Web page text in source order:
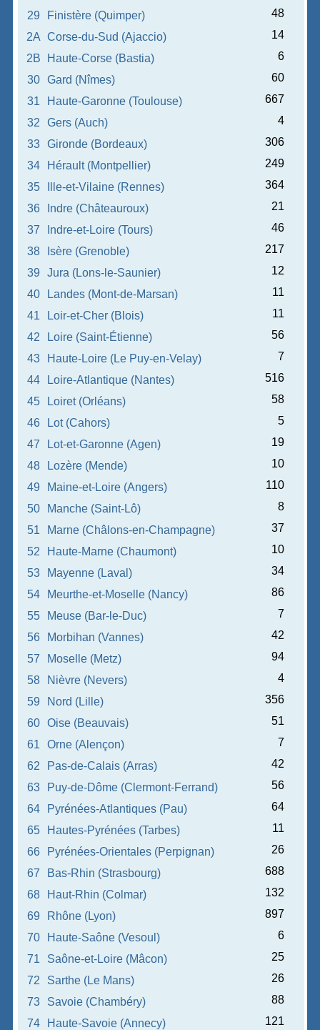
29 Finistère (Quimper)
48
2A Corse-du-Sud (Ajaccio)
14
2B
Haute-Corse (Bastia)
6
30
Gard (Nîmes)
60
31
Haute-Garonne (Toulouse)
667
32
Gers (Auch)
4
33
Gironde (Bordeaux)
306
34
Hérault (Montpellier)
249
35
Ille-et-Vilaine (Rennes)
364
36
Indre (Châteauroux)
21
37
Indre-et-Loire (Tours)
46
38
Isère (Grenoble)
217
39
Jura (Lons-le-Saunier)
12
40
Landes (Mont-de-Marsan)
11
41
Loir-et-Cher (Blois)
11
42
Loire (Saint-Étienne)
56
43
Haute-Loire (Le Puy-en-Velay)
7
44
Loire-Atlantique (Nantes)
516
45
Loiret (Orléans)
58
46
Lot (Cahors)
5
47
Lot-et-Garonne (Agen)
19
48
Lozère (Mende)
10
49
Maine-et-Loire (Angers)
110
50
Manche (Saint-Lô)
8
51
Marne (Châlons-en-Champagne)
37
52
Haute-Marne (Chaumont)
10
53
Mayenne (Laval)
34
54
Meurthe-et-Moselle (Nancy)
86
55
Meuse (Bar-le-Duc)
7
56
Morbihan (Vannes)
42
57
Moselle (Metz)
94
58
Nièvre (Nevers)
4
59
Nord (Lille)
356
60
Oise (Beauvais)
51
61
Orne (Alençon)
7
62
Pas-de-Calais (Arras)
42
63
Puy-de-Dôme (Clermont-Ferrand)
56
64
Pyrénées-Atlantiques (Pau)
64
65
Hautes-Pyrénées (Tarbes)
11
66
Pyrénées-Orientales (Perpignan)
26
67
Bas-Rhin (Strasbourg)
688
68
Haut-Rhin (Colmar)
132
69
Rhône (Lyon)
897
70
Haute-Saône (Vesoul)
6
71
Saône-et-Loire (Mâcon)
25
72
Sarthe (Le Mans)
26
73
Savoie (Chambéry)
88
74
Haute-Savoie (Annecy)
121